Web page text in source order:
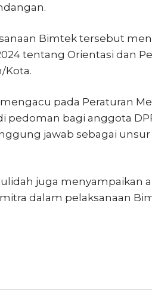
Bimtek tersebut
tentang Orientasi dan
Kota.
pada Peraturan
pedoman bagi anggota
jawab sebagai
juga menyampaikan
dalam pelaksanaan